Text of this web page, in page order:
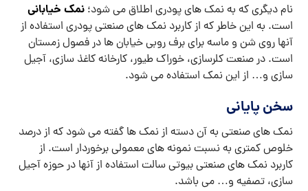
نام دیگری که به نمک های پودری اطلاق می شود؛نمک خیابانی
است. به این خاطر که از کاربرد نمک های صنعتی پودری استفاده از
آنها روی شن و ماسه برای برف روبی خیابان ها در فصول زمستان
است. در صنعت کلرسازی، خوراک طیور، کارخانه کاغذ سازی، آجیل
سازی و… از این نمک استفاده می شود.
سخن پایانی
نمک های صنعتی به آن دسته از نمک ها گفته می شود که از درصد
خلوص کمتری به نسبت نمونه های معمولی برخوردار است. از
کاربرد نمک های صنعتی بیوتی سالت استفاده از آنها در حوزه آجیل
سازی، تصفیه و… می باشد.